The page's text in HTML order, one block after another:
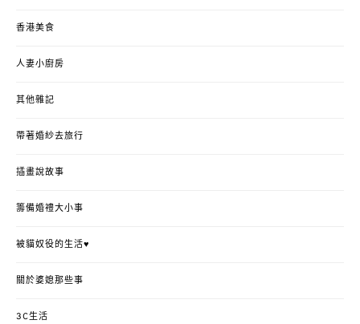
香港美食
人妻小廚房
其他雜記
帶著婚紗去旅行
插畫說故事
籌備婚禮大小事
被貓奴役的生活♥
關於婆媳那些事
3C生活